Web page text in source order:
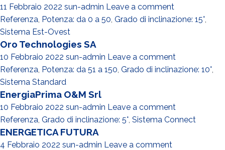
11 Febbraio 2022 sun-admin Leave a comment
Referenza, Potenza: da 0 a 50, Grado di inclinazione: 15°,
Sistema Est-Ovest
Oro Technologies SA
10 Febbraio 2022 sun-admin Leave a comment
Referenza, Potenza: da 51 a 150, Grado di inclinazione: 10°,
Sistema Standard
EnergiaPrima O&M Srl
10 Febbraio 2022 sun-admin Leave a comment
Referenza, Grado di inclinazione: 5°, Sistema Connect
ENERGETICA FUTURA
4 Febbraio 2022 sun-admin Leave a comment